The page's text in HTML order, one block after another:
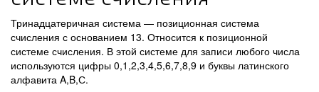
Тринадцатеричная система — позиционная система
счисления с основанием 13. Относится к позиционной
системе счисления. В этой системе для записи любого числа
используются цифры 0,1,2,3,4,5,6,7,8,9 и буквы латинского
алфавита A,B,С.